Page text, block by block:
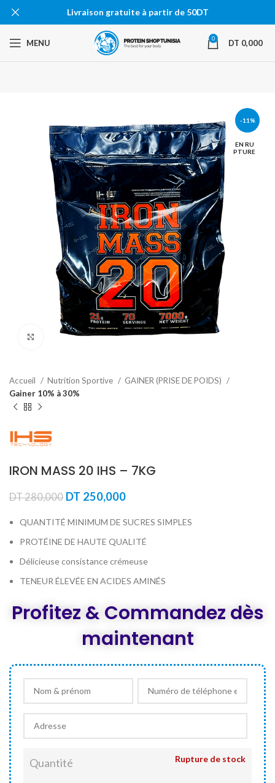
MENU 0 DT 0,000
-11%
EN RU
PTURE
Agrandir
Accueil Nutrition Sportive
GAINER (PRISE DE POIDS)
Gainer 10% à 30%
IRON MASS 20 IHS – 7KG
DT280,000 Le
initial
DT 280,000.
DT 250,000Le
actuel
est :
DT 250,000.
QUANTITÉ MINIMUM DE SUCRES SIMPLES
PROTÉINE DE HAUTE QUALITÉ
Délicieuse consistance crémeuse
TENEUR ÉLEVÉE EN ACIDES AMINÉS
Profitez & Commandez dès
maintenant
Quantité Rupture de stock
Livraison gratuite à partir de 50DT